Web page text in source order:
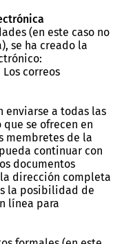
(en este caso no
se ha creado la
Los correos
a todas las
se ofrecen en
membretes de la
continuar con
documentos
dirección completa
la posibilidad de
línea para